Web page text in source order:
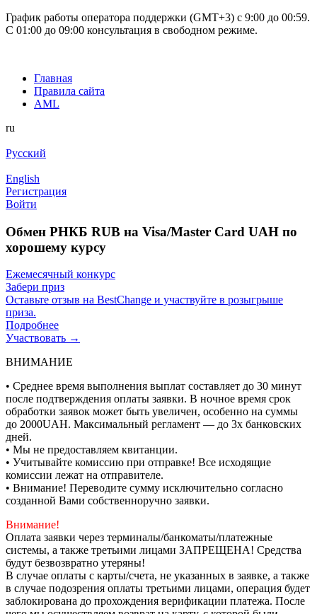
График работы оператора поддержки (GMT+3) c 9:00 до 00:59.
С 01:00 до 09:00 консультация в свободном режиме.
Главная
Правила сайта
AML
ru
Русский
English
Регистрация
Войти
Обмен РНКБ RUB на Visa/Master Card UAH по
хорошему курсу
Ежемесячный конкурс
Забери приз
Оставьте отзыв на BestChange и участвуйте в розыгрыше
приза.
Подробнее
Участвовать →
ВНИМАНИЕ
• Среднее время выполнения выплат составляет до 30 минут
после подтверждения оплаты заявки. В ночное время срок
обработки заявок может быть увеличен, особенно на суммы
до 2000UAH. Максимальный регламент — до 3х банковских
дней.
• Мы не предоставляем квитанции.
• Учитывайте комиссию при отправке! Все исходящие
комиссии лежат на отправителе.
• Внимание! Переводите сумму исключительно согласно
созданной Вами собственноручно заявки.
Внимание!
Оплата заявки через терминалы/банкоматы/платежные
системы, а также третьими лицами ЗАПРЕЩЕНА! Средства
будут безвозвратно утеряны!
В случае оплаты с карты/счета, не указанных в заявке, а также
в случае подозрения оплаты третьими лицами, операция будет
заблокирована до прохождения верификации платежа. После